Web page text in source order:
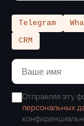
Telegram
CRM
Отправляя эту
персональных